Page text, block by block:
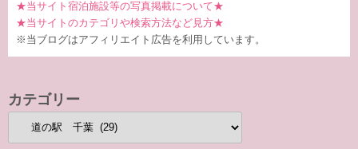
★当サイト宿泊施設等の写真掲載について★
★当サイトのカテゴリや検索方法など見方★
※当ブログはアフィリエイト広告を利用しています。
カテゴリー
テ